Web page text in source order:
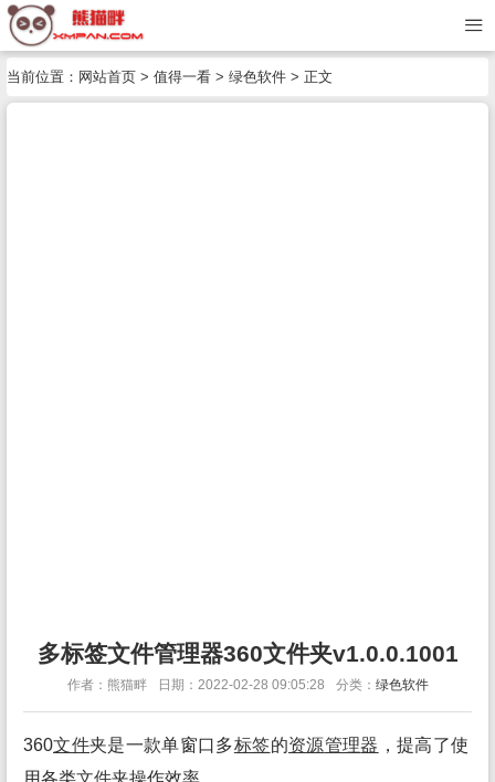
当前位置： 网站首页 > 值得一看 > 绿色软件 > 正文
多标签文件管理器360文件夹v1.0.0.1001
作者：熊猫畔 日期：2022-02-28 09:05:28 分类： 绿色软件
360文件夹是一款单窗口多标签的资源管理器 ，提高了使
用各类文件夹操作效率。